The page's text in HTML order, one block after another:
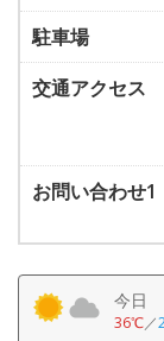
駐車場
交通アクセス
お問い合わせ1
今日
36℃／